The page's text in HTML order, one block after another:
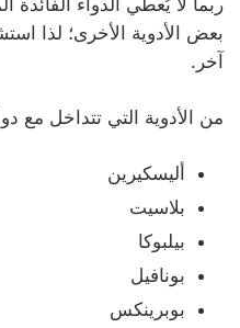
بعض الأدوية الأخرى؛ لذا
آخر.
من الأدوية التي تتداخل مع
أليسكيرين
بلاسيت
بيلبوكا
بونافيل
بوبرينكس